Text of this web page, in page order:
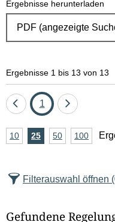
Ergebnisse herunterladen
Ergebnisse 1 bis 13 von 13
Eine
zurück
Seite
1
Eine
vor
A
z
10Ergebnisse
25Ergebnisse
50Ergebnisse
100
Filterauswahl öffnen
Gefundene